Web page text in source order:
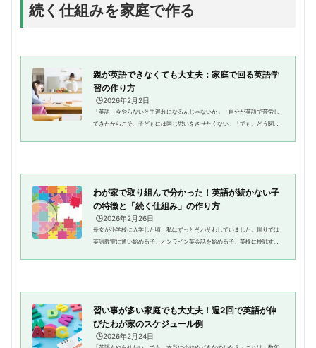
続く仕組みを家庭で作る
親が英語できなくても大丈夫：家庭で回る英語学
習の作り方
🕒️2026年2月2日
「英語、今やらないと手遅れになるんじゃないか」「自分が英語で苦労し
てきたからこそ、子どもには同じ思いをさせたくない」「でも、どう関わ
わが家で取り組んで分かった！英語が続かない子
の特徴と「続く仕組み」の作り方
🕒️2026年2月26日
長女が小学校に入学した頃、私はずっとそわそわしていました。周りでは
英語教室に通い始める子、オンライン英会話を始める子、英検に挑戦する
習い事が多い家庭でも大丈夫！週2回で英語が伸
びたわが家のスケジュール例
🕒️2026年2月24日